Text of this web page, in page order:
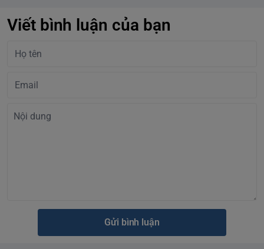
Viết bình luận của bạn
Gửi bình luận